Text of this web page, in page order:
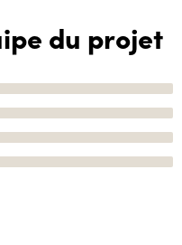
du projet